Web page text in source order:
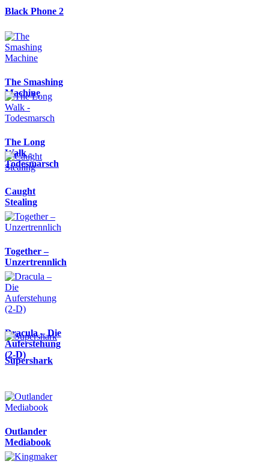
Black Phone 2
The Smashing
Machine
The Long
Walk -
Todesmarsch
Caught
Stealing
Together –
Unzertrennlich
Dracula – Die
Auferstehung
(2-D)
Supershark
Outlander
Mediabook